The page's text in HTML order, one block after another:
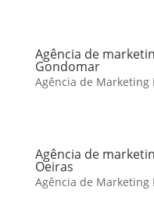
Agência de
Gondomar
Agência de Marketing
Agência de
Oeiras
Agência de Marketing